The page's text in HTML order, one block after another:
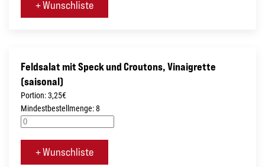
+ Wunschliste
Feldsalat mit Speck und Croutons, Vinaigrette
(saisonal)
Portion: 3,25€
Mindestbestellmenge: 8
+ Wunschliste